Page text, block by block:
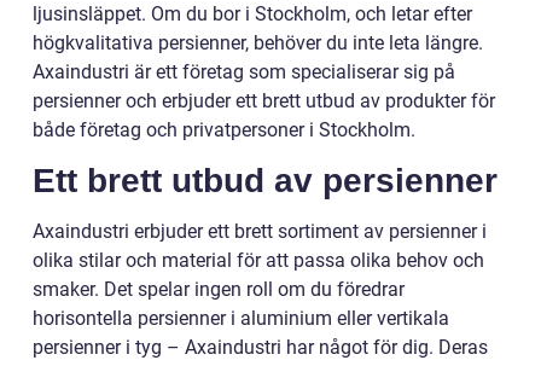
ljusinsläppet. Om du bor i Stockholm, och letar efter
högkvalitativa persienner, behöver du inte leta längre.
Axaindustri är ett företag som specialiserar sig på
persienner och erbjuder ett brett utbud av produkter för
både företag och privatpersoner i Stockholm.
Ett brett utbud av persienner
Axaindustri erbjuder ett brett sortiment av persienner i
olika stilar och material för att passa olika behov och
smaker. Det spelar ingen roll om du föredrar
horisontella persienner i aluminium eller vertikala
persienner i tyg – Axaindustri har något för dig. Deras